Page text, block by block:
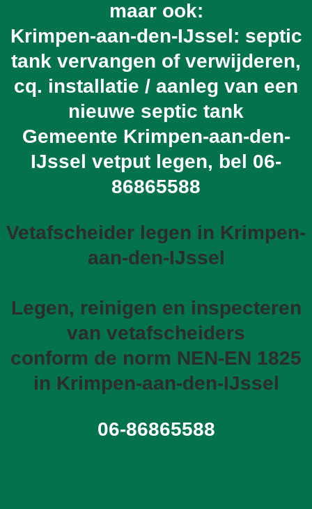
maar ook:
Krimpen-aan-den-IJssel: septic
tank vervangen of verwijderen,
cq. installatie / aanleg van een
nieuwe septic tank
Gemeente Krimpen-aan-den-
IJssel vetput legen, bel 06-
86865588
Vetafscheider legen in Krimpen-
aan-den-IJssel
Legen, reinigen en inspecteren
van vetafscheiders
conform de norm NEN-EN 1825
in Krimpen-aan-den-IJssel
06-86865588